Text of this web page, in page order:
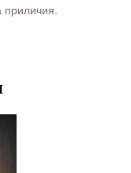
приличия.